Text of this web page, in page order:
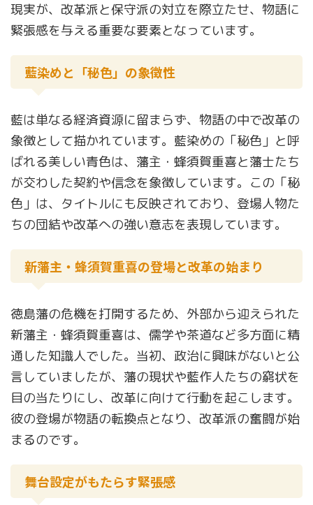
現実が、改革派と保守派の対立を際立たせ、物語に
緊張感を与える重要な要素となっています。
藍染めと「秘色」の象徴性
藍は単なる経済資源に留まらず、物語の中で改革の
象徴として描かれています。藍染めの「秘色」と呼
ばれる美しい青色は、藩主・蜂須賀重喜と藩士たち
が交わした契約や信念を象徴しています。この「秘
色」は、タイトルにも反映されており、登場人物た
ちの団結や改革への強い意志を表現しています。
新藩主・蜂須賀重喜の登場と改革の始まり
徳島藩の危機を打開するため、外部から迎えられた
新藩主・蜂須賀重喜は、儒学や茶道など多方面に精
通した知識人でした。当初、政治に興味がないと公
言していましたが、藩の現状や藍作人たちの窮状を
目の当たりにし、改革に向けて行動を起こします。
彼の登場が物語の転換点となり、改革派の奮闘が始
まるのです。
舞台設定がもたらす緊張感